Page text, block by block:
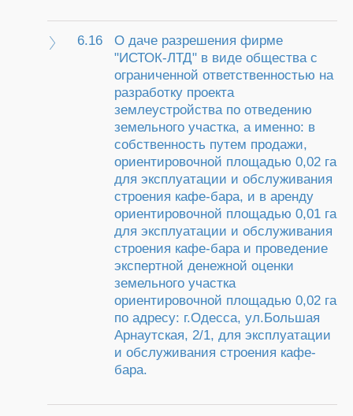
6.16
О даче разрешения фирме
"ИСТОК-ЛТД" в виде общества с
ограниченной ответственностью на
разработку проекта
землеустройства по отведению
земельного участка, а именно: в
собственность путем продажи,
ориентировочной площадью 0,02 га
для эксплуатации и обслуживания
строения кафе-бара, и в аренду
ориентировочной площадью 0,01 га
для эксплуатации и обслуживания
строения кафе-бара и проведение
экспертной денежной оценки
земельного участка
ориентировочной площадью 0,02 га
по адресу: г.Одесса, ул.Большая
Арнаутская, 2/1, для эксплуатации
и обслуживания строения кафе-
бара.